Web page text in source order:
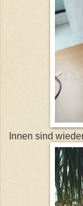
Innen sind